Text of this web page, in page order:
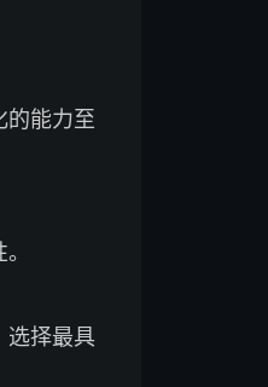
的能力至
选择最具